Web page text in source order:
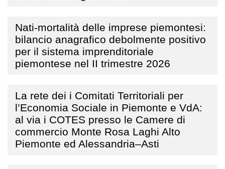
Nati-mortalità delle imprese piemontesi:
bilancio anagrafico debolmente positivo
per il sistema imprenditoriale
piemontese nel II trimestre 2026
La rete dei i Comitati Territoriali per
l’Economia Sociale in Piemonte e VdA:
al via i COTES presso le Camere di
commercio Monte Rosa Laghi Alto
Piemonte ed Alessandria–Asti